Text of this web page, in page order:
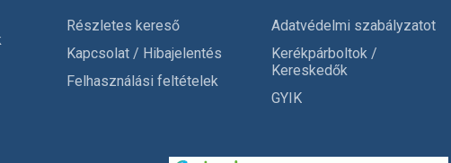
Részletes kereső
Kapcsolat / Hibajelentés
Felhasználási feltételek
Adatvédelmi szabályzatot
Kerékpárboltok /
Kereskedők
GYIK